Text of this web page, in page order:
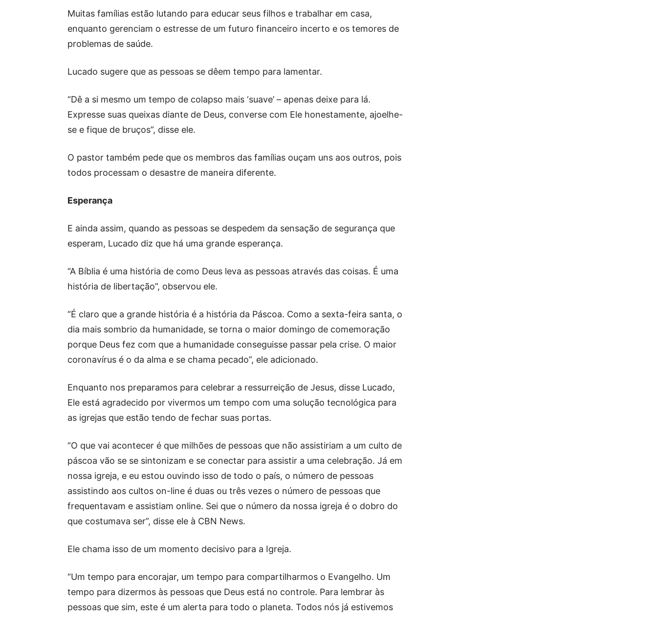
Muitas famílias estão lutando para educar seus filhos e trabalhar em casa,
enquanto gerenciam o estresse de um futuro financeiro incerto e os temores de
problemas de saúde.
Lucado sugere que as pessoas se dêem tempo para lamentar.
“Dê a si mesmo um tempo de colapso mais ‘suave’ – apenas deixe para lá.
Expresse suas queixas diante de Deus, converse com Ele honestamente, ajoelhe-
se e fique de bruços”, disse ele.
O pastor também pede que os membros das famílias ouçam uns aos outros, pois
todos processam o desastre de maneira diferente.
Esperança
E ainda assim, quando as pessoas se despedem da sensação de segurança que
esperam, Lucado diz que há uma grande esperança.
“A Bíblia é uma história de como Deus leva as pessoas através das coisas. É uma
história de libertação”, observou ele.
“É claro que a grande história é a história da Páscoa. Como a sexta-feira santa, o
dia mais sombrio da humanidade, se torna o maior domingo de comemoração
porque Deus fez com que a humanidade conseguisse passar pela crise. O maior
coronavírus é o da alma e se chama pecado”, ele adicionado.
Enquanto nos preparamos para celebrar a ressurreição de Jesus, disse Lucado,
Ele está agradecido por vivermos um tempo com uma solução tecnológica para
as igrejas que estão tendo de fechar suas portas.
“O que vai acontecer é que milhões de pessoas que não assistiriam a um culto de
páscoa vão se se sintonizam e se conectar para assistir a uma celebração. Já em
nossa igreja, e eu estou ouvindo isso de todo o país, o número de pessoas
assistindo aos cultos on-line é duas ou três vezes o número de pessoas que
frequentavam e assistiam online. Sei que o número da nossa igreja é o dobro do
que costumava ser”, disse ele à CBN News.
Ele chama isso de um momento decisivo para a Igreja.
“Um tempo para encorajar, um tempo para compartilharmos o Evangelho. Um
tempo para dizermos às pessoas que Deus está no controle. Para lembrar às
pessoas que sim, este é um alerta para todo o planeta. Todos nós já estivemos